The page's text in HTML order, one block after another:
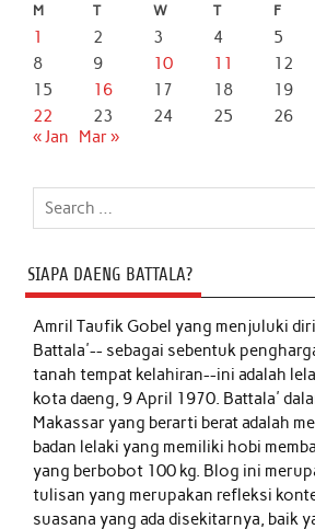
M T W T F
1 2 3 4 5
8
9 10 11 12
15
16 17 18 19
22
23 24 25 26
« Jan
Mar »
SIAPA DAENG BATTALA?
Amril Taufik Gobelyang menjuluki
Battala'-- sebagai sebentuk
tanah tempat kelahiran--ini adalah
kota daeng, 9 April 1970. Battala'
Makassar yang berarti berat adalah
badan lelaki yang memiliki hobi
yang berbobot 100 kg. Blog ini
tulisan yang merupakan refleksi
suasana yang ada disekitarnya, baik